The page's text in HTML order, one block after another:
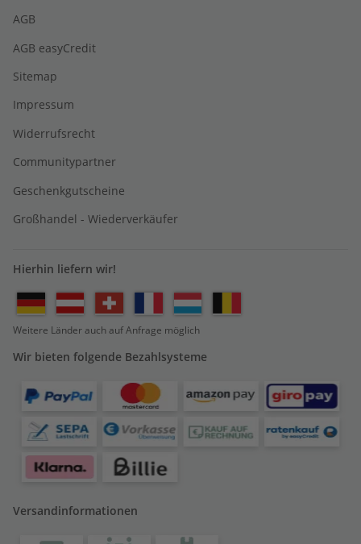
AGB
AGB easyCredit
Sitemap
Impressum
Widerrufsrecht
Communitypartner
Geschenkgutscheine
Großhandel - Wiederverkäufer
Hierhin liefern wir!
Weitere Länder auch auf Anfrage möglich
Wir bieten folgende Bezahlsysteme
Versandinformationen